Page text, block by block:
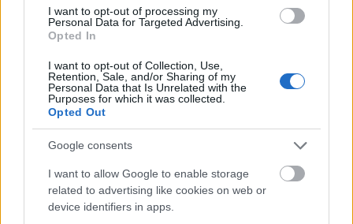
I want to opt-out of processing my
Personal Data for Targeted Advertising.
Opted In
I want to opt-out of Collection, Use,
Retention, Sale, and/or Sharing of my
Personal Data that Is Unrelated with the
Purposes for which it was collected.
Opted Out
Google consents
I want to allow Google to enable storage
related to advertising like cookies on web or
device identifiers in apps.